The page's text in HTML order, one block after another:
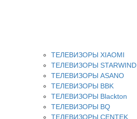
ТЕЛЕВИЗОРЫ XIAOMI
ТЕЛЕВИЗОРЫ STARWIND
ТЕЛЕВИЗОРЫ ASANO
ТЕЛЕВИЗОРЫ BBK
ТЕЛЕВИЗОРЫ Blackton
ТЕЛЕВИЗОРЫ BQ
ТЕЛЕВИЗОРЫ CENTEK